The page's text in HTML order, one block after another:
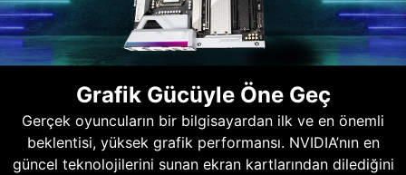
Grafik Gücüyle Öne Geç
Gerçek oyuncuların bir bilgisayardan ilk ve en önemli
beklentisi, yüksek grafik performansı. NVIDIA’nın en
güncel teknolojilerini sunan ekran kartlarından dilediğini